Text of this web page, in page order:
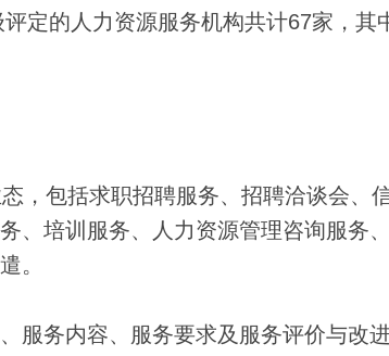
定的人力资源服务机构共计67家，其
包括求职招聘服务、招聘洽谈会、
、培训服务、人力资源管理咨询服务
。
务内容、服务要求及服务评价与改